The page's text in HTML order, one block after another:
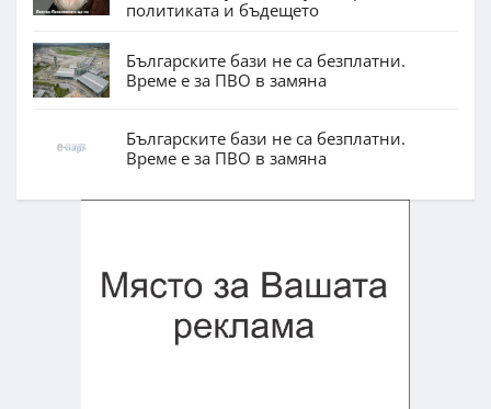
политиката и бъдещето
Българските бази не са безплатни.
Време е за ПВО в замяна
Българските бази не са безплатни.
Време е за ПВО в замяна